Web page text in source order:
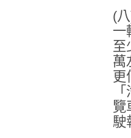
(
一
至
萬
更
覽
駛